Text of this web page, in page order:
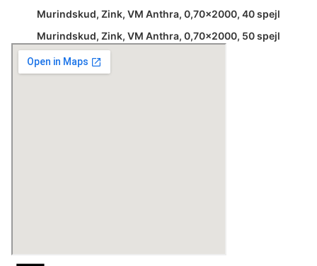
Murindskud, Zink, VM Anthra, 0,70×2000, 40 spejl
Murindskud, Zink, VM Anthra, 0,70×2000, 50 spejl